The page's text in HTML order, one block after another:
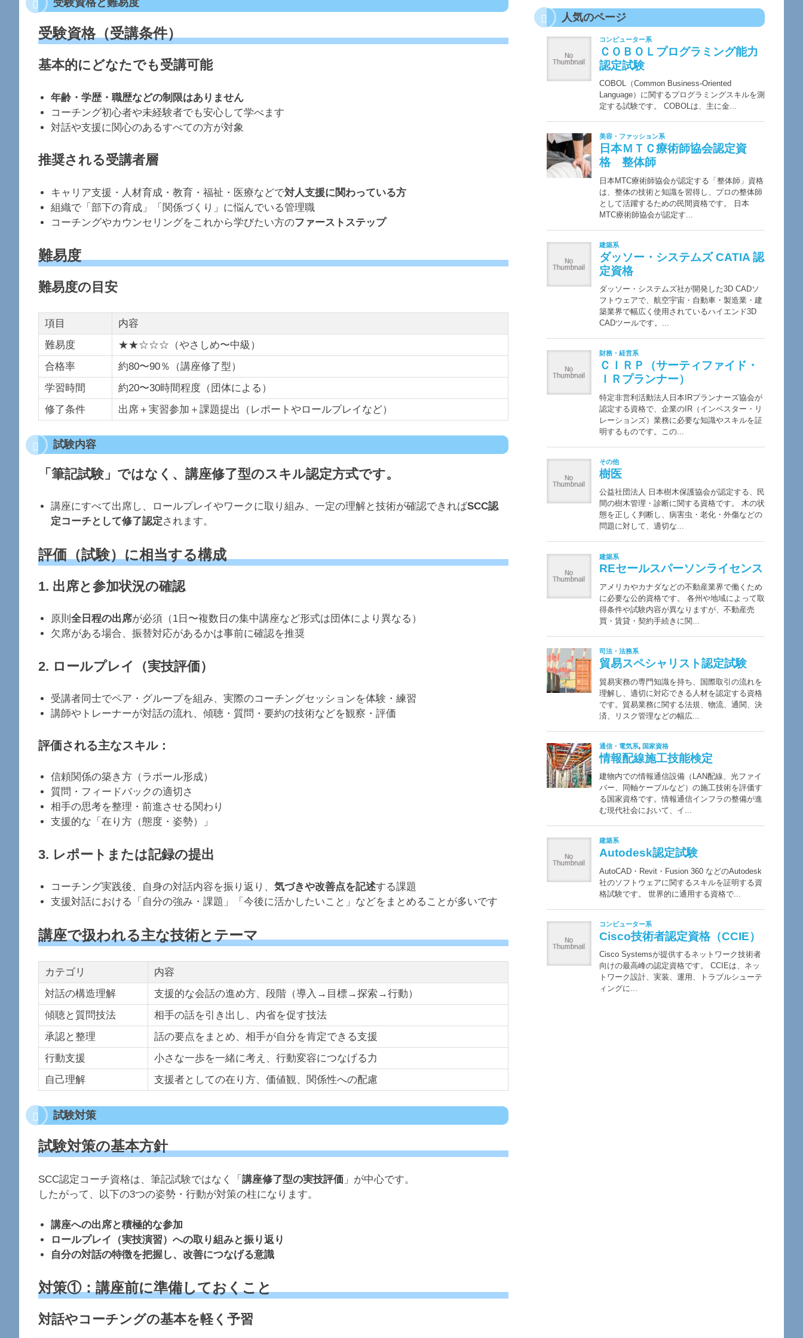
受験資格と難易度
受験資格（受講条件）
基本的にどなたでも受講可能
年齢・学歴・職歴などの制限はありません
コーチング初心者や未経験者でも安心して学べます
対話や支援に関心のあるすべての方が対象
推奨される受講者層
キャリア支援・人材育成・教育・福祉・医療などで対人支援に関わっている方
組織で「部下の育成」「関係づくり」に悩んでいる管理職
コーチングやカウンセリングをこれから学びたい方のファーストステップ
難易度
難易度の目安
項目
内容
難易度
★★☆☆☆（やさしめ〜中級）
合格率
約80〜90％（講座修了型）
学習時間
約20〜30時間程度（団体による）
修了条件
出席＋実習参加＋課題提出（レポートやロールプレイなど）
試験内容
「筆記試験」ではなく、 講座修了型のスキル認定方式です。
講座にすべて出席し、ロールプレイやワークに取り組み、一定の理解と技術が確認できればSCC認
定コーチとして修了認定されます。
評価（試験）に相当する構成
1. 出席と参加状況の確認
原則全日程の出席が必須（1日〜複数日の集中講座など形式は団体により異なる）
欠席がある場合、振替対応があるかは事前に確認を推奨
2. ロールプレイ（実技評価）
受講者同士でペア・グループを組み、実際のコーチングセッションを体験・練習
講師やトレーナーが対話の流れ、傾聴・質問・要約の技術などを観察・評価
評価される主なスキル：
信頼関係の築き方（ラポール形成）
質問・フィードバックの適切さ
相手の思考を整理・前進させる関わり
支援的な「在り方（態度・姿勢）」
3. レポートまたは記録の提出
コーチング実践後、自身の対話内容を振り返り、気づきや改善点を記述する課題
支援対話における「自分の強み・課題」「今後に活かしたいこと」などをまとめることが多いです
講座で扱われる主な技術とテーマ
カテゴリ
内容
対話の構造理解
支援的な会話の進め方、段階（導入→目標→探索→行動）
傾聴と質問技法
相手の話を引き出し、内省を促す技法
承認と整理
話の要点をまとめ、相手が自分を肯定できる支援
行動支援
小さな一歩を一緒に考え、行動変容につなげる力
自己理解
支援者としての在り方、価値観、関係性への配慮
試験対策
試験対策の基本方針
SCC認定コーチ資格は、筆記試験ではなく「 講座修了型の実技評価 」が中心です。
したがって、以下の3つの姿勢・行動が対策の柱になります。
講座への出席と積極的な参加
ロールプレイ（実技演習）への取り組みと振り返り
自分の対話の特徴を把握し、改善につなげる意識
対策①：講座前に準備しておくこと
対話やコーチングの基本を軽く予習
人気のページ